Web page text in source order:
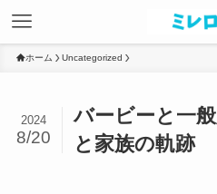
ホーム Uncategorized
バービーと一
と家族の軌跡
2024
8/20